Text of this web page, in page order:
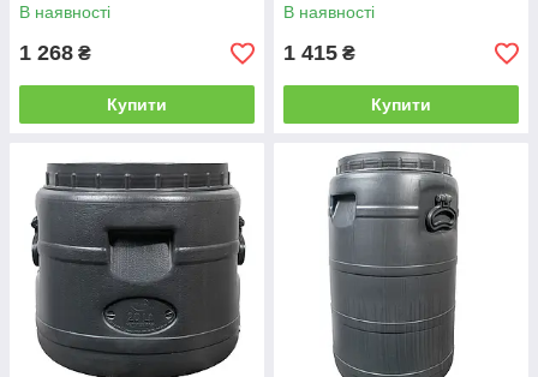
В наявності
1 268 ₴
Купити
В наявності
1 415 ₴
Купити